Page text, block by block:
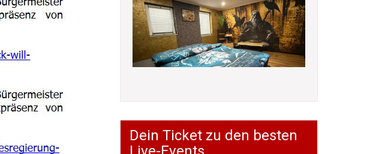
Dein Ticket zu den besten